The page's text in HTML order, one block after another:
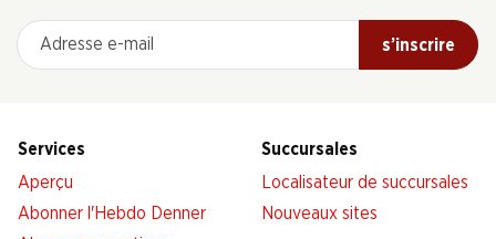
Adresse e-mail
s’inscrire
Services
Aperçu
Abonner l'Hebdo Denner
Succursales
Localisateur de succursales
Nouveaux sites